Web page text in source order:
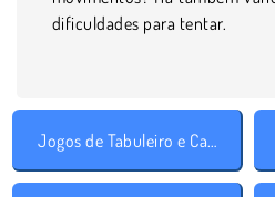
dificuldades para tentar.
Jogos de Tabuleiro e Cartas